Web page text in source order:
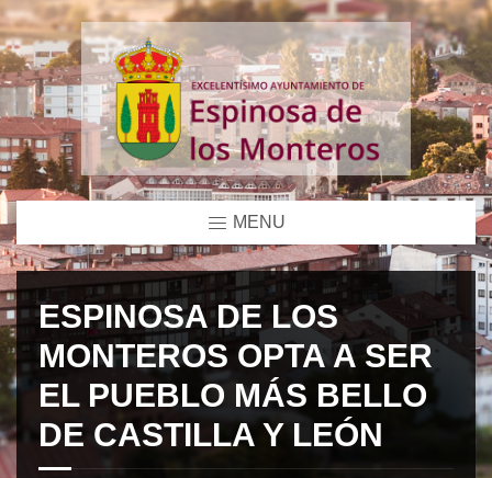
MENU
ESPINOSA DE LOS
MONTEROS OPTA A SER
EL PUEBLO MÁS BELLO
DE CASTILLA Y LEÓN